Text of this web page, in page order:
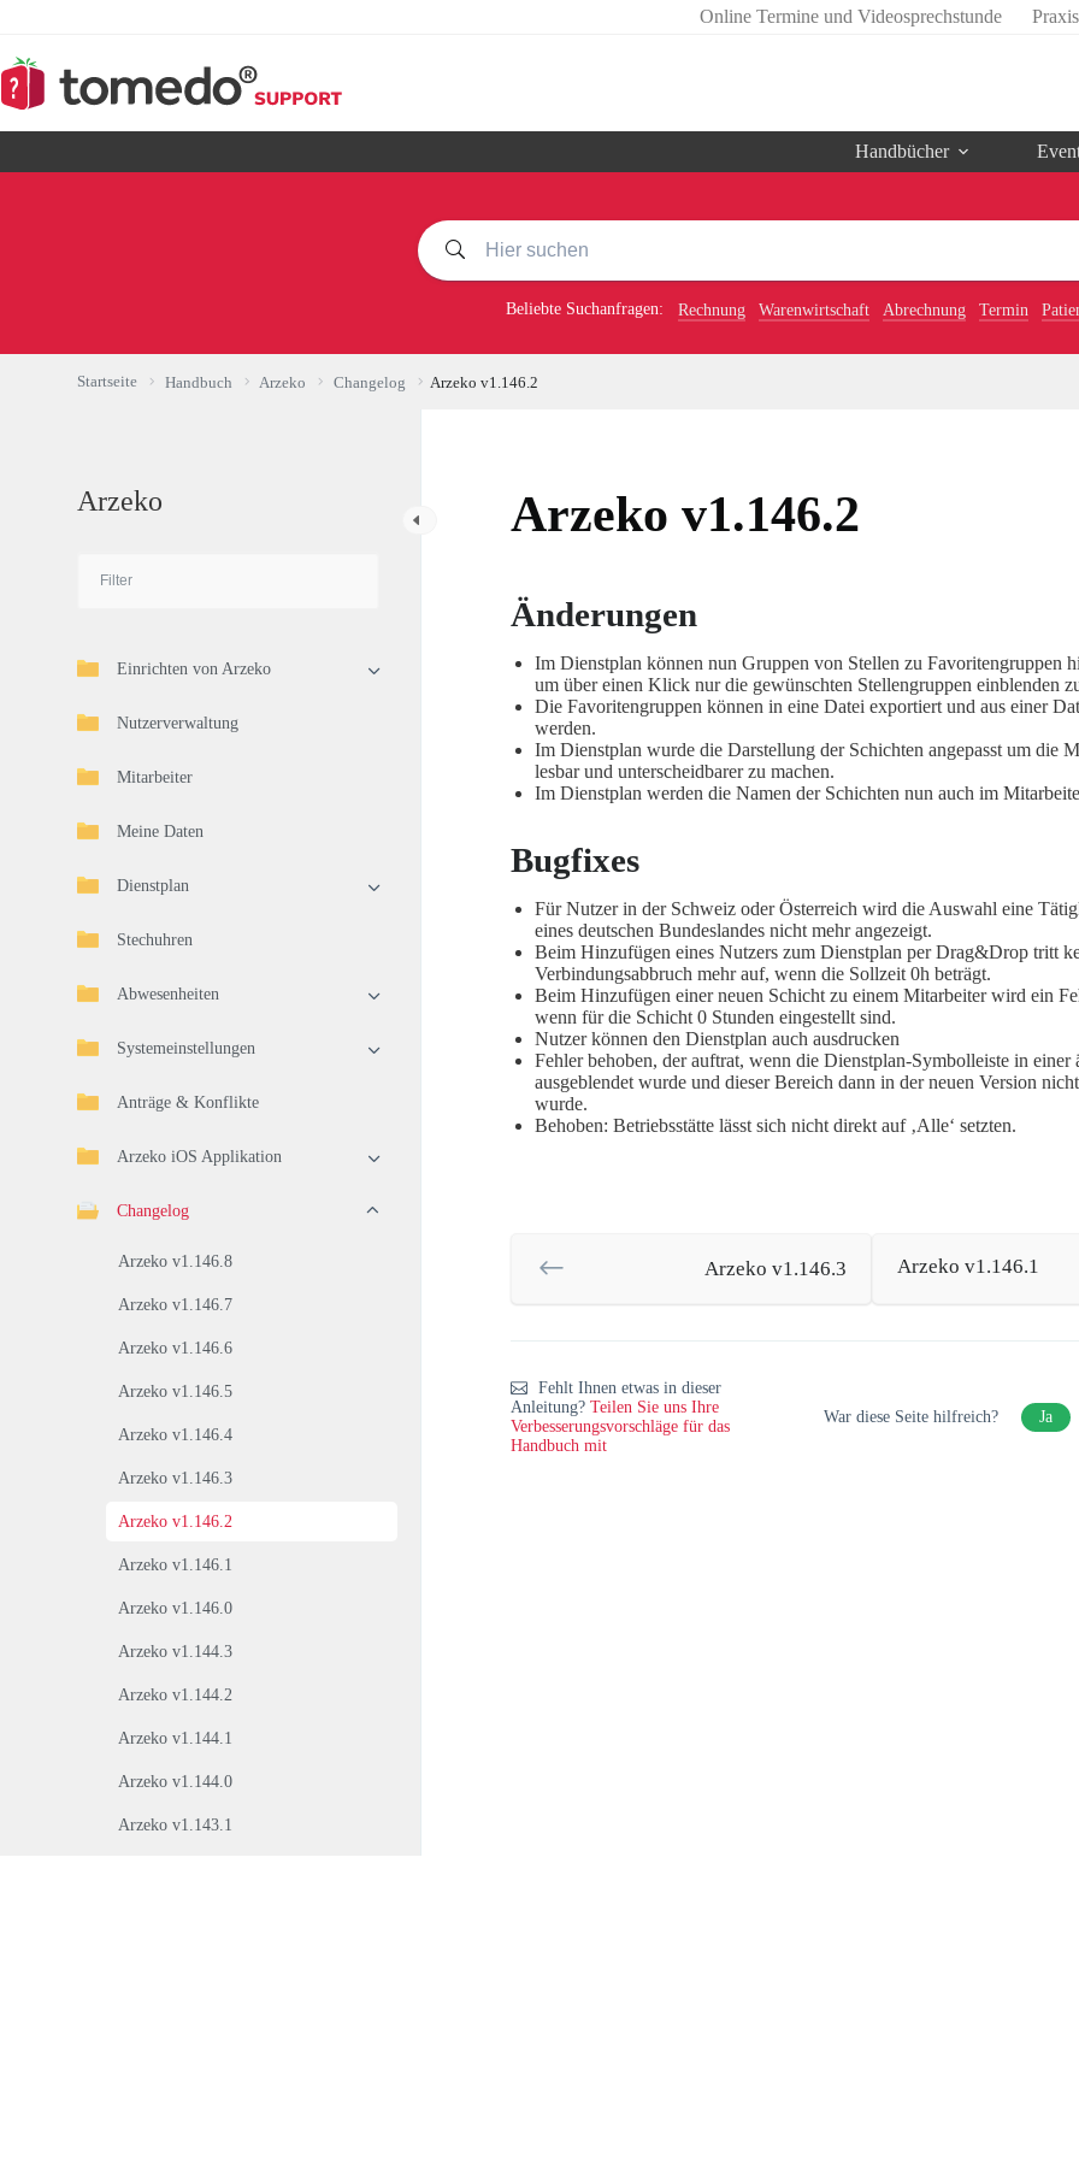
springen
Online Termine und Videosprechstunde
Handbücher
Beliebte Suchanfragen: Rechnung Warenwirtschaft Abrechnung Termin
Startseite Handbuch Arzeko Changelog Arzeko v1.146.2
Arzeko
Einrichten von Arzeko
Nutzerverwaltung
Mitarbeiter
Meine Daten
Dienstplan
Stechuhren
Abwesenheiten
Systemeinstellungen
Anträge & Konflikte
Arzeko iOS Applikation
Changelog
Arzeko v1.146.8
Arzeko v1.146.7
Arzeko v1.146.6
Arzeko v1.146.5
Arzeko v1.146.4
Arzeko v1.146.3
Arzeko v1.146.2
Arzeko v1.146.1
Arzeko v1.146.0
Arzeko v1.144.3
Arzeko v1.144.2
Arzeko v1.144.1
Arzeko v1.144.0
Arzeko v1.143.1
Arzeko v1.146.2
Änderungen
Im Dienstplan können nun Gruppen von Stellen zu Favoritengruppen
um über einen Klick nur die gewünschten Stellengruppen einblenden
Die Favoritengruppen können in eine Datei exportiert und aus einer
werden.
Im Dienstplan wurde die Darstellung der Schichten angepasst um die
lesbar und unterscheidbarer zu machen.
Im Dienstplan werden die Namen der Schichten nun auch im
Bugfixes
Für Nutzer in der Schweiz oder Österreich wird die Auswahl eine
eines deutschen Bundeslandes nicht mehr angezeigt.
Beim Hinzufügen eines Nutzers zum Dienstplan per Drag&Drop tritt
Verbindungsabbruch mehr auf, wenn die Sollzeit 0h beträgt.
Beim Hinzufügen einer neuen Schicht zu einem Mitarbeiter wird ein
wenn für die Schicht 0 Stunden eingestellt sind.
Nutzer können den Dienstplan auch ausdrucken
Fehler behoben, der auftrat, wenn die Dienstplan-Symbolleiste in einer
ausgeblendet wurde und dieser Bereich dann in der neuen Version
wurde.
Behoben: Betriebsstätte lässt sich nicht direkt auf ‚Alle‘ setzten.
Arzeko v1.146.3 Arzeko v1.146.1
Fehlt Ihnen etwas in dieser
Anleitung? Teilen Sie uns Ihre
Verbesserungsvorschläge für das
Handbuch mit
War diese Seite hilfreich? Ja